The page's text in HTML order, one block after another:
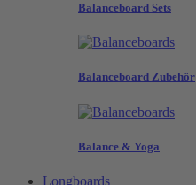
Balanceboard Sets
Balanceboard Zubehör
Balance & Yoga
Longboards